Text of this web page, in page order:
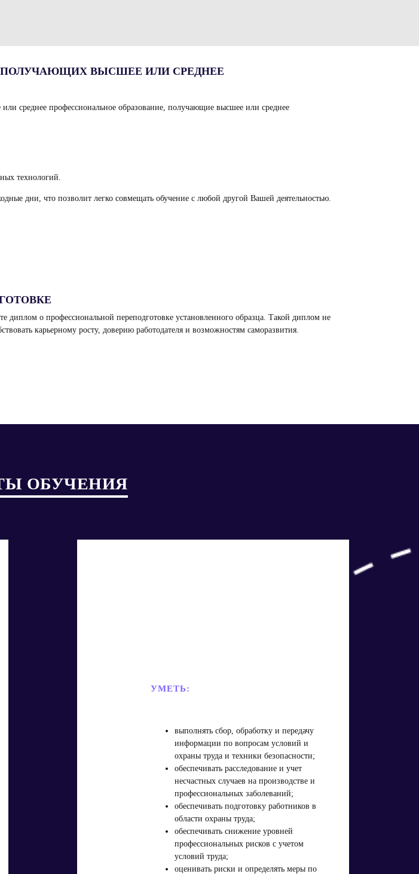
ВЫСШЕЕ ИЛИ СРЕДНЕЕ
среднее профессиональное образование, получающие высшее или среднее
технологий.
дни, что позволит легко совмещать обучение с любой другой Вашей деятельностью.
о профессиональной переподготовке установленного образца. Такой диплом не
карьерному росту, доверию работодателя и возможностям саморазвития.
ОБУЧЕНИЯ
УМЕТЬ:
выполнять сбор, обработку и передачу
информации по вопросам условий и
охраны труда и техники безопасности;
обеспечивать расследование и учет
несчастных случаев на производстве и
профессиональных заболеваний;
обеспечивать подготовку работников в
области охраны труда;
обеспечивать снижение уровней
профессиональных рисков с учетом
условий труда;
оценивать риски и определять меры по